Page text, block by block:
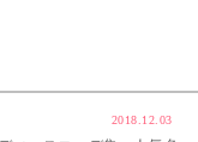
2018.12.03